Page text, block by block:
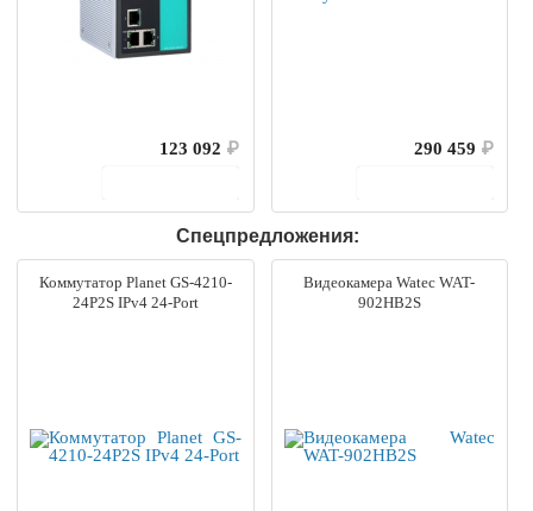
123 092 ₽
290 459 ₽
Спецпредложения:
Коммутатор Planet GS-4210-
24P2S IPv4 24-Port
Видеокамера Watec WAT-
902HB2S